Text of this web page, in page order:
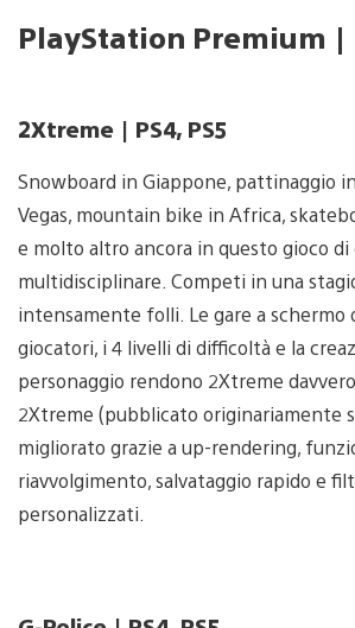
PlayStation Premium |
2Xtreme | PS4, PS5
Snowboard in Giappone, pattinaggio
Vegas, mountain bike in Africa,
e molto altro ancora in questo gioco di
multidisciplinare. Competi in una
intensamente folli. Le gare a schermo
giocatori, i 4 livelli di difficoltà e la
personaggio rendono 2Xtreme
2Xtreme (pubblicato originariamente
migliorato grazie a up-rendering,
riavvolgimento, salvataggio rapido e
personalizzati.